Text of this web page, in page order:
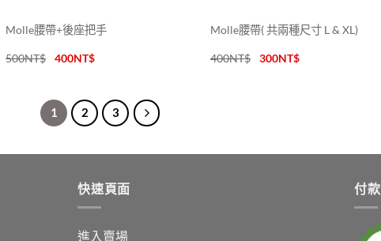
Molle腰帶+後座把手
500NT$ 400NT$
Molle腰帶( 共兩種尺寸 L & XL)
400NT$ 300NT$
1 2 3
快速頁面
進入賣場
付